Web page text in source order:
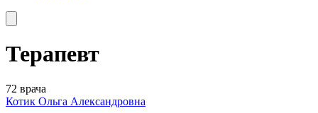
Терапевт
72 врача
Котик Ольга Александровна